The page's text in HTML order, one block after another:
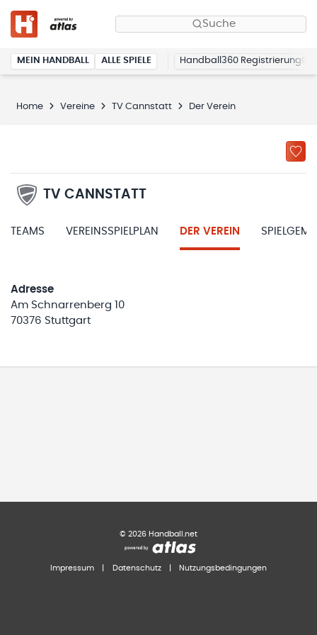
Suche
MEIN HANDBALL ALLE SPIELE Handball360 Registrierung
Home Vereine TV Cannstatt Der Verein
TV CANNSTATT
TEAMS VEREINSSPIELPLAN DER VEREIN
Adresse
Am Schnarrenberg 10
70376 Stuttgart
© 2026 Handball.net
Impressum Datenschutz Nutzungsbedingungen